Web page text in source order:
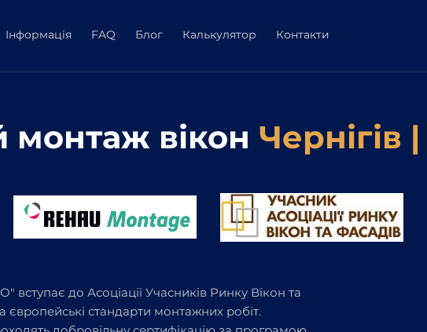
Інформація FAQ Блог Калькулятор Контакти
вікон Чернігів
до Асоціації Учасників Ринку Вікон та
європейські стандарти монтажних робіт.